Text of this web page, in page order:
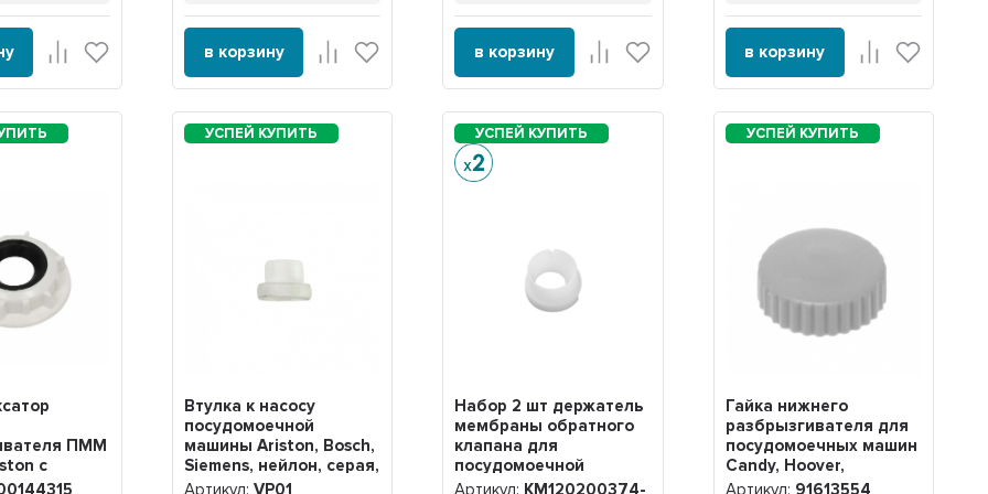
в корзину в корзину в корзину
ПММ
с
Втулка к насосу
посудомоечной
машины Ariston, Bosch,
Siemens, нейлон, серая,
VP01
Артикул:VP01
Набор 2 шт держатель
мембраны обратного
клапана для
посудомоечной
машины,
Артикул: KM120200374-
Гайка нижнего
разбрызгивателя для
посудомоечных машин
Candy, Hoover,
91613554
Артикул: 91613554